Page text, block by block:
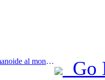
Prev:Svelato il primo robot umanoide al mondo specializzato nei servizi di ristorazione multi-scenario.
Go